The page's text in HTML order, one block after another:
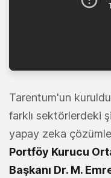
Tarentum'un
farklı sektörlerdeki
yapay zeka
Portföy Kurucu
Başkanı Dr. M.